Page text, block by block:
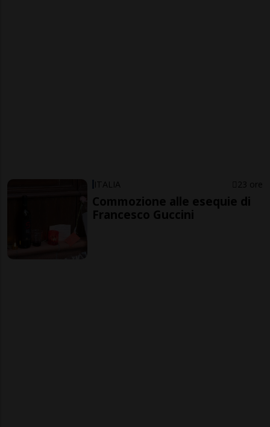
ITALIA 23 ore
Commozione alle esequie di
Francesco Guccini